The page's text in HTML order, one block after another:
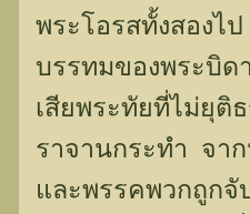
พระโอรสทั้งสองไ
บรรทมของพระบิด
เสียพระทัยที่ไม่ยุติ
ราจานกระทำ จา
และพรรคพวกถูกจั